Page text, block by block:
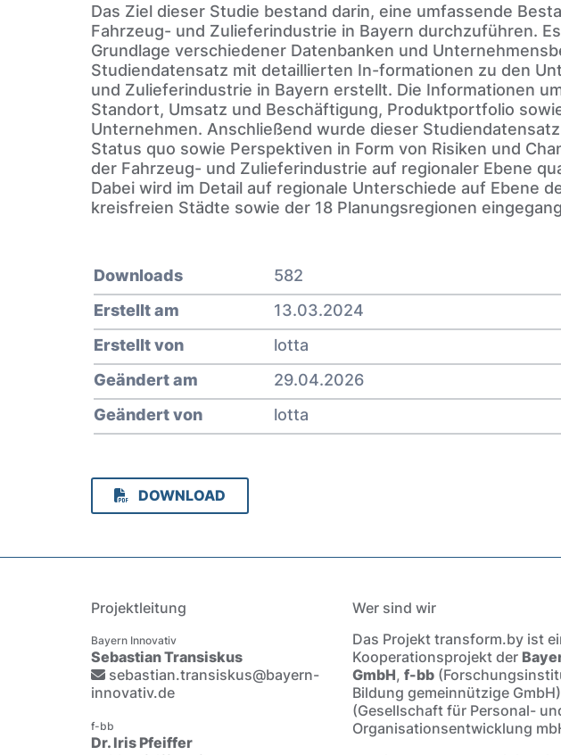
Das Ziel dieser Studie bestand darin, eine umfassende
Fahrzeug- und Zulieferindustrie in Bayern durchzuführen.
Grundlage verschiedener Datenbanken und
Studiendatensatz mit detaillierten In-formationen zu den
und Zulieferindustrie in Bayern erstellt. Die Informationen
Standort, Umsatz und Beschäftigung, Produktportfolio
Unternehmen. Anschließend wurde dieser
Status quo sowie Perspektiven in Form von Risiken und
der Fahrzeug- und Zulieferindustrie auf regionaler Ebene
Dabei wird im Detail auf regionale Unterschiede auf Ebene
kreisfreien Städte sowie der 18 Planungsregionen
Downloads
582
Erstellt am
13.03.2024
Erstellt von
lotta
Geändert am
29.04.2026
Geändert von
lotta
DOWNLOAD
Projektleitung
Bayern Innovativ
Sebastian Transiskus
sebastian.transiskus@bayern-
innovativ.de
f-bb
Dr. Iris Pfeiffer
Wer sind wir
Das Projekt transform.by ist
Kooperationsprojekt der
GmbH, f-bb
Bildung gemeinnützige
(Gesellschaft für Personal-
Organisationsentwicklung